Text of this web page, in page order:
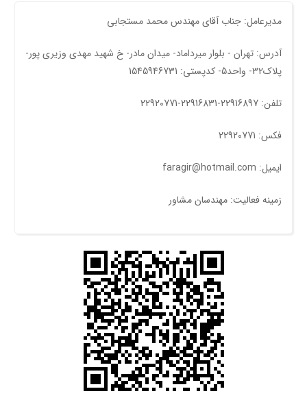
مدیرعامل: جناب آقای مهندس محمد مستجابی
آدرس: تهران - بلوار ميرداماد- ميدان مادر- خ شهيد مهدی وزيری پور-
پلاک32- واحد5- کدپستی: 1545946731
تلفن: 22916897-22916831-22920771
فکس: 22920771
ایمیل: faragir@hotmail.com
زمینه فعالیت: مهندسان مشاور